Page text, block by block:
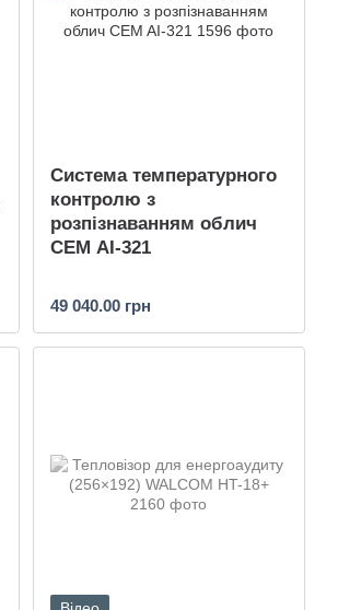
Система температурного
контролю з
розпізнаванням облич
CEM AI-321
49 040.00 грн